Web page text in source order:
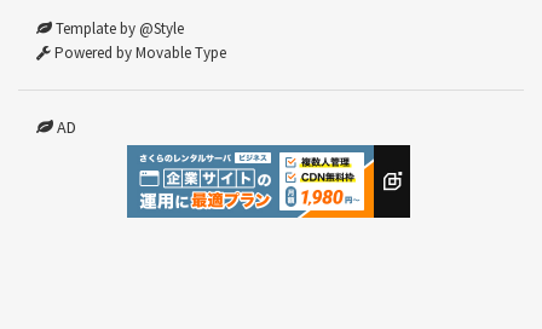
Template by @Style
Powered by Movable Type
AD